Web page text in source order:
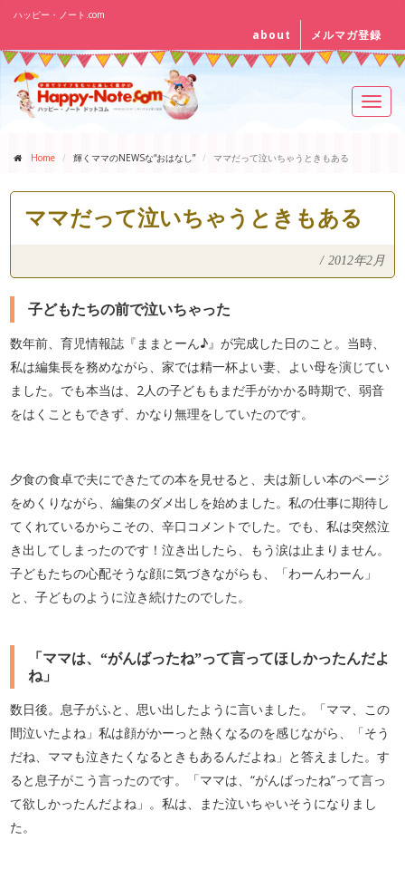
ハッピー・ノート.com
about メルマガ登録
Home 輝くママのNEWSな“おはなし” ママだって泣いちゃうときもある
ママだって泣いちゃうときもある
/ 2012年2月
子どもたちの前で泣いちゃった
数年前、育児情報誌『ままとーん♪』が完成した日のこと。当時、
私は編集長を務めながら、家では精一杯よい妻、よい母を演じてい
ました。でも本当は、2人の子どももまだ手がかかる時期で、弱音
をはくこともできず、かなり無理をしていたのです。
夕食の食卓で夫にできたての本を見せると、夫は新しい本のページ
をめくりながら、編集のダメ出しを始めました。私の仕事に期待し
てくれているからこその、辛口コメントでした。でも、私は突然泣
き出してしまったのです！泣き出したら、もう涙は止まりません。
子どもたちの心配そうな顔に気づきながらも、「わーんわーん」
と、子どものように泣き続けたのでした。
「ママは、“がんばったね”って言ってほしかったんだよ
ね」
数日後。息子がふと、思い出したように言いました。「ママ、この
間泣いたよね」私は顔がかーっと熱くなるのを感じながら、「そう
だね、ママも泣きたくなるときもあるんだよね」と答えました。す
ると息子がこう言ったのです。「ママは、“がんばったね”って言っ
て欲しかったんだよね」。私は、また泣いちゃいそうになりまし
た。